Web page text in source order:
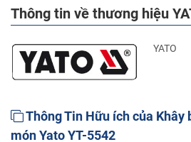
Thông tin về thương hiệu
YATO
Thông Tin Hữu ích của Khây
món Yato YT-5542